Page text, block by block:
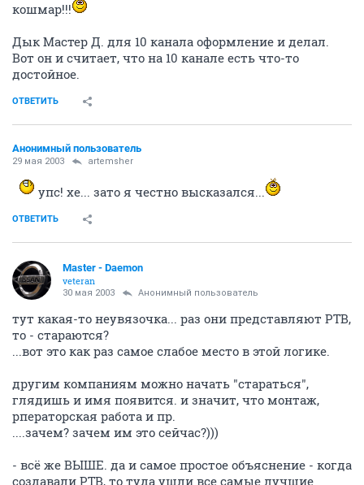
кошмар!!!
Дык Мастер Д. для 10 канала оформление и делал.
Вот он и считает, что на 10 канале есть что-то
достойное.
ОТВЕТИТЬ
Анонимный пользователь
29 мая 2003 artemsher
упс! хе... зато я честно высказался...
ОТВЕТИТЬ
Master - Daemon
veteran
30 мая 2003 Анонимный пользователь
тут какая-то неувязочка... раз они представляют РТВ,
то - стараются?
...вот это как раз самое слабое место в этой логике.
другим компаниям можно начать "стараться",
глядишь и имя появится. и значит, что монтаж,
рператорская работа и пр.
....зачем? зачем им это сейчас?)))
- всё же ВЫШЕ. да и самое простое объяснение - когда
создавали РТВ, то туда ушли все самые лучшие